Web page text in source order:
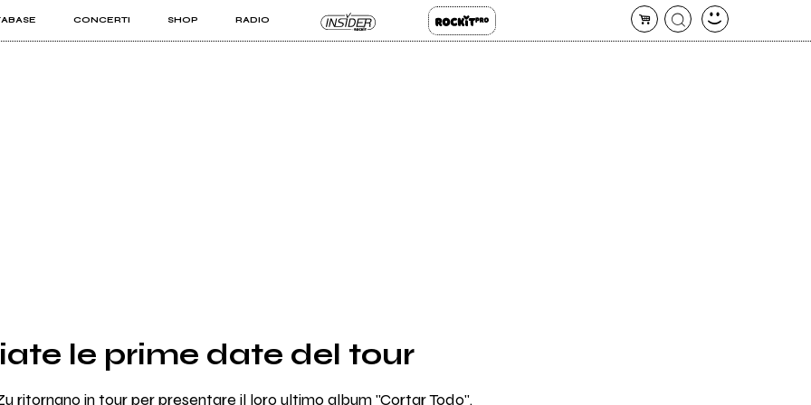
CONCERTI SHOP RADIO
PRO
le prime date del tour
ritornano in tour per presentare il loro ultimo album "Cortar Todo".